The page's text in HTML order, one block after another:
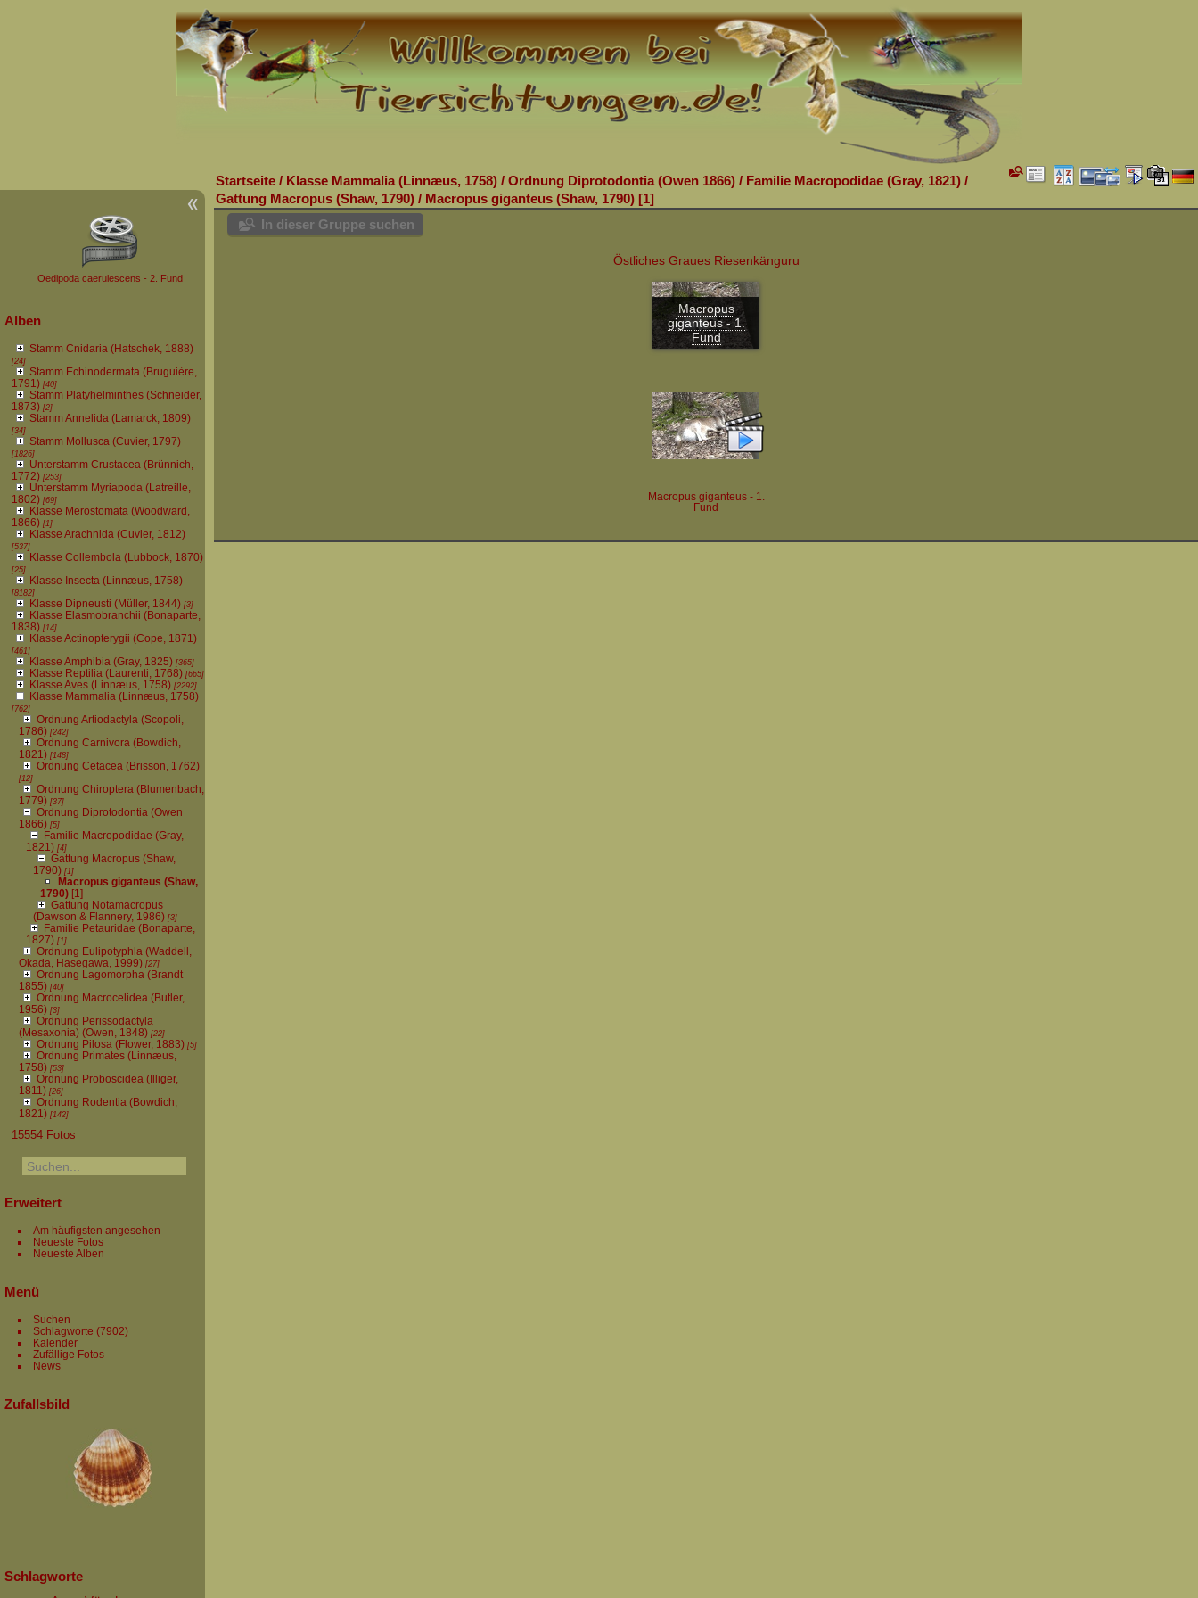
Oedipoda caerulescens - 2. Fund
Alben
Stamm Cnidaria (Hatschek, 1888)
[24]
Stamm Echinodermata (Bruguière,
1791)[40]
Stamm Platyhelminthes (Schneider,
1873)[2]
Stamm Annelida (Lamarck, 1809)
[34]
Stamm Mollusca (Cuvier, 1797)
[1826]
Unterstamm Crustacea (Brünnich,
1772)[253]
Unterstamm Myriapoda (Latreille,
1802)[69]
Klasse Merostomata (Woodward,
1866)[1]
Klasse Arachnida (Cuvier, 1812)
[537]
Klasse Collembola (Lubbock, 1870)
[25]
Klasse Insecta (Linnæus, 1758)
[8182]
Klasse Dipneusti (Müller, 1844)[3]
Klasse Elasmobranchii (Bonaparte,
1838)[14]
Klasse Actinopterygii (Cope, 1871)
[461]
Klasse Amphibia (Gray, 1825)[365]
Klasse Reptilia (Laurenti, 1768)[665]
Klasse Aves (Linnæus, 1758)[2292]
Klasse Mammalia (Linnæus, 1758)
[762]
Ordnung Artiodactyla (Scopoli,
1786)[242]
Ordnung Carnivora (Bowdich,
1821)[148]
Ordnung Cetacea (Brisson, 1762)
[12]
Ordnung Chiroptera (Blumenbach,
1779)[37]
Ordnung Diprotodontia (Owen
1866)[5]
Familie Macropodidae (Gray,
1821)[4]
Gattung Macropus (Shaw,
1790)[1]
Macropus giganteus (Shaw,
1790)[1]
Gattung Notamacropus
(Dawson & Flannery, 1986)[3]
Familie Petauridae (Bonaparte,
1827)[1]
Ordnung Eulipotyphla (Waddell,
Okada, Hasegawa, 1999)[27]
Ordnung Lagomorpha (Brandt
1855)[40]
Ordnung Macrocelidea (Butler,
1956) [3]
Ordnung Perissodactyla
(Mesaxonia) (Owen, 1848)[22]
Ordnung Pilosa (Flower, 1883)[5]
Ordnung Primates (Linnæus,
1758)[53]
Ordnung Proboscidea (Illiger,
1811)[26]
Ordnung Rodentia (Bowdich,
1821)[142]
15554 Fotos
Erweitert
Am häufigsten angesehen
Neueste Fotos
Neueste Alben
Menü
Suchen
Schlagworte (7902)
Kalender
Zufällige Fotos
News
Zufallsbild
Schlagworte
Startseite / Klasse Mammalia (Linnæus, 1758) / Ordnung Diprotodontia (Owen 1866) / Familie Macropodidae (Gray, 1821) /
Gattung Macropus (Shaw, 1790) / Macropus giganteus (Shaw, 1790) 1
In dieser Gruppe suchen
Östliches Graues Riesenkänguru
Macropus
giganteus - 1.
Fund
Macropus giganteus - 1.
Fund